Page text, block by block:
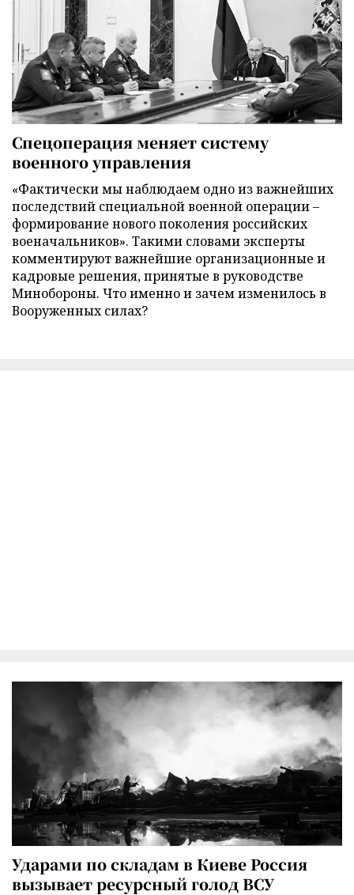
Спецоперация меняет систему
военного управления
«Фактически мы наблюдаем одно из важнейших
последствий специальной военной операции –
формирование нового поколения российских
военачальников». Такими словами эксперты
комментируют важнейшие организационные и
кадровые решения, принятые в руководстве
Минобороны. Что именно и зачем изменилось в
Вооруженных силах?
Ударами по складам в Киеве Россия
вызывает ресурсный голод ВСУ